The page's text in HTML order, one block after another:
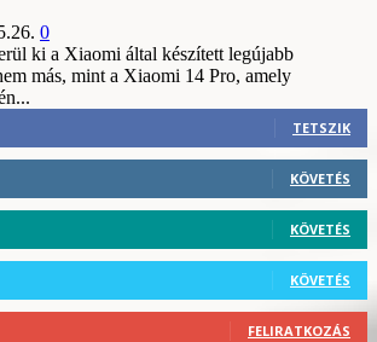
0
ki a Xiaomi által készített legújabb
más, mint a Xiaomi 14 Pro, amely
TETSZIK
KÖVETÉS
KÖVETÉS
KÖVETÉS
FELIRATKOZÁS